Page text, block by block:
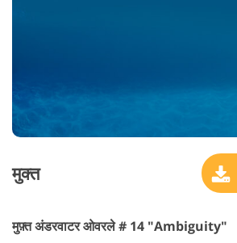
मुक्त
मुफ़्त अंडरवाटर ओवरले # 14 "Ambiguity"